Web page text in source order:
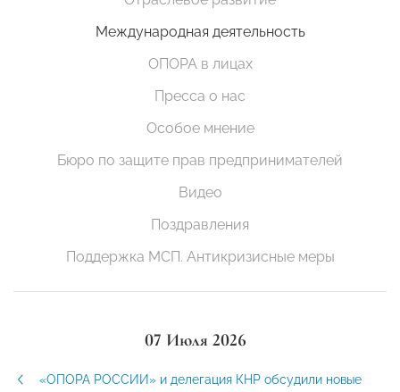
Международная деятельность
ОПОРА в лицах
Пресса о нас
Особое мнение
Бюро по защите прав предпринимателей
Видео
Поздравления
Поддержка МСП. Антикризисные меры
07 Июля 2026
«ОПОРА РОССИИ» и делегация КНР обсудили новые